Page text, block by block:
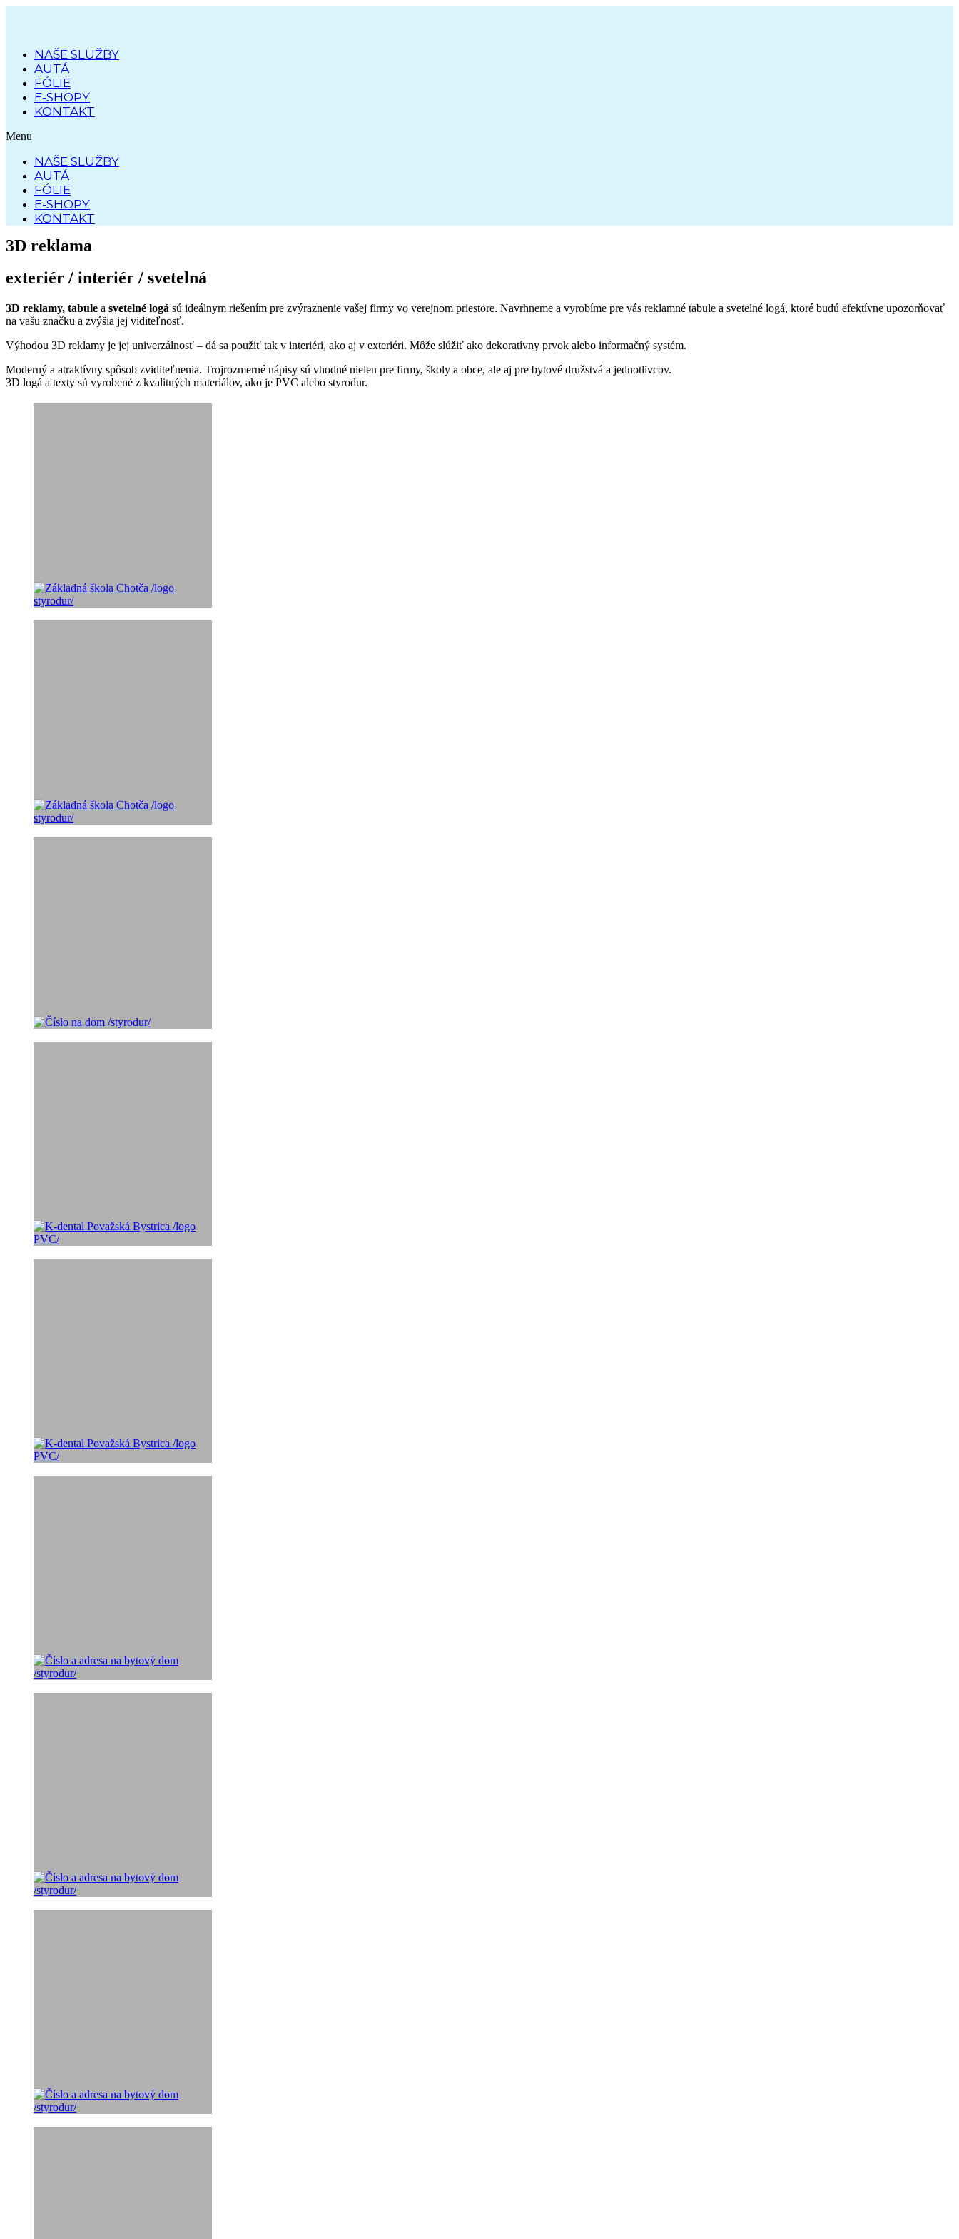
NAŠE SLUŽBY
AUTÁ
FÓLIE
E-SHOPY
KONTAKT
Menu
NAŠE SLUŽBY
AUTÁ
FÓLIE
E-SHOPY
KONTAKT
3D reklama
exteriér / interiér / svetelná
3D reklamy, tabule a svetelné logá sú ideálnym riešením pre zvýraznenie vašej firmy vo verejnom priestore. Navrhneme a vyrobíme pre vás reklamné tabule a svetelné logá, ktoré budú efektívne upozorňovať
na vašu značku a zvýšia jej viditeľnosť.
Výhodou 3D reklamy je jej univerzálnosť – dá sa použiť tak v interiéri, ako aj v exteriéri. Môže slúžiť ako dekoratívny prvok alebo informačný systém.
Moderný a atraktívny spôsob zviditeľnenia. Trojrozmerné nápisy sú vhodné nielen pre firmy, školy a obce, ale aj pre bytové družstvá a jednotlivcov.
3D logá a texty sú vyrobené z kvalitných materiálov, ako je PVC alebo styrodur.